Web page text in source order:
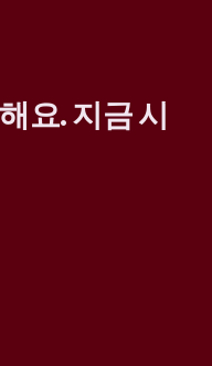
요. 지금 시